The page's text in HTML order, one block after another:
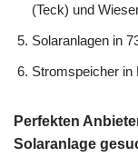
(Teck) und
Solaranlagen in
Stromspeicher in
Perfekten
Solaranlage